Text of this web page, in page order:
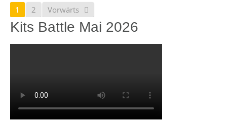
1 2 Vorwärts
Kits Battle Mai 2026